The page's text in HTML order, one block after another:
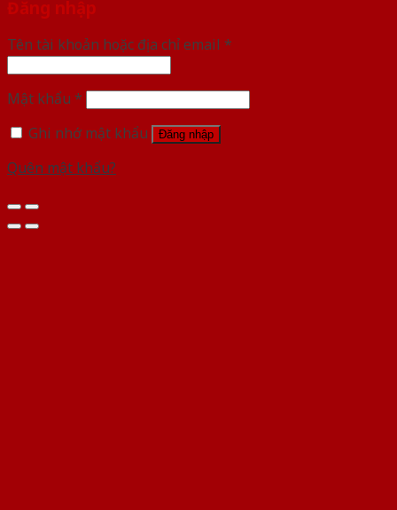
Đăng nhập
Tên tài khoản hoặc địa chỉ email *
Mật khẩu *
Ghi nhớ mật khẩu
Đăng nhập
Quên mật khẩu?